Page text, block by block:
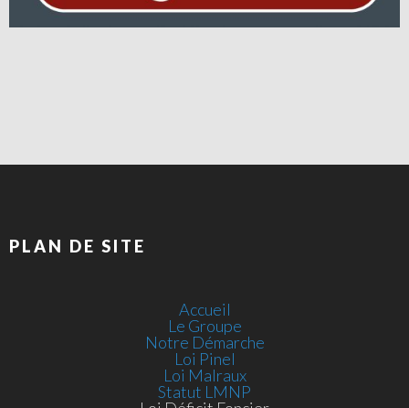
PLAN DE SITE
Accueil
Le Groupe
Notre Démarche
Loi Pinel
Loi Malraux
Statut LMNP